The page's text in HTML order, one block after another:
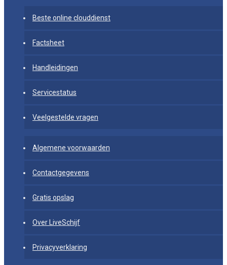
Beste online clouddienst
Factsheet
Handleidingen
Servicestatus
Veelgestelde vragen
Algemene voorwaarden
Contactgegevens
Gratis opslag
Over LiveSchijf
Privacyverklaring